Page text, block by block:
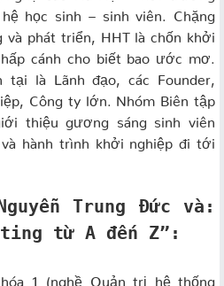
học sinh – sinh viên. Chặng
và phát triển, HHT là chốn khởi
cánh cho biết bao ước mơ.
tại là Lãnh đạo, các Founder,
Công ty lớn. Nhóm Biên tập
thiệu gương sáng sinh viên
và hành trình khởi nghiệp đi tới
Trung Đức và:
từ A đến Z”:
1 (nghề Quản trị hệ thống